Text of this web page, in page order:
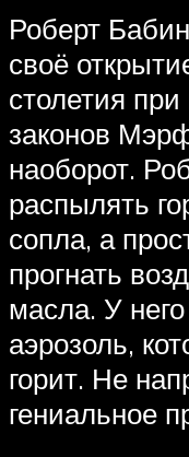
Роберт
своё
столетия
законов
наоборот.
распылять
сопла, а
прогнать
масла. У
аэрозоль,
горит. Не
гениальное